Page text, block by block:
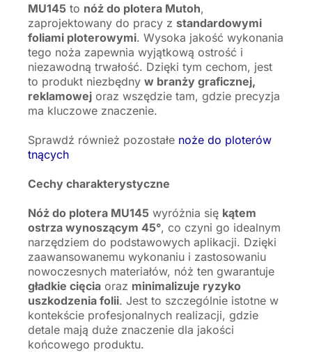
MU145 to nóż do plotera Mutoh,
zaprojektowany do pracy z standardowymi
foliami ploterowymi. Wysoka jakość wykonania
tego noża zapewnia wyjątkową ostrość i
niezawodną trwałość. Dzięki tym cechom, jest
to produkt niezbędny w branży graficznej,
reklamowej oraz wszędzie tam, gdzie precyzja
ma kluczowe znaczenie.
Sprawdź również pozostałe noże do ploterów
tnących
Cechy charakterystyczne
Nóż do plotera MU145 wyróżnia się kątem
ostrza wynoszącym 45°, co czyni go idealnym
narzędziem do podstawowych aplikacji. Dzięki
zaawansowanemu wykonaniu i zastosowaniu
nowoczesnych materiałów, nóż ten gwarantuje
gładkie cięcia oraz minimalizuje ryzyko
uszkodzenia folii. Jest to szczególnie istotne w
kontekście profesjonalnych realizacji, gdzie
detale mają duże znaczenie dla jakości
końcowego produktu.